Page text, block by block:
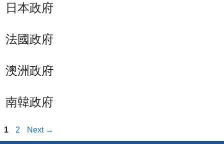
日本政府
法國政府
澳洲政府
南韓政府
Page
1 Page
2 Next →